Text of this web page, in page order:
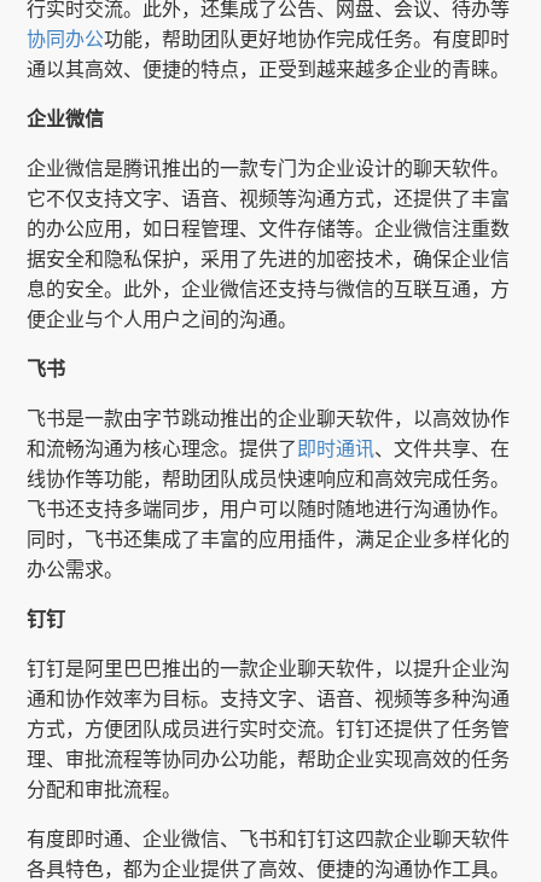
行实时交流。此外，还集成了公告、网盘、会议、待办等
协同办公功能，帮助团队更好地协作完成任务。有度即时
通以其高效、便捷的特点，正受到越来越多企业的青睐。
企业微信
企业微信是腾讯推出的一款专门为企业设计的聊天软件。
它不仅支持文字、语音、视频等沟通方式，还提供了丰富
的办公应用，如日程管理、文件存储等。企业微信注重数
据安全和隐私保护，采用了先进的加密技术，确保企业信
息的安全。此外，企业微信还支持与微信的互联互通，方
便企业与个人用户之间的沟通。
飞书
飞书是一款由字节跳动推出的企业聊天软件，以高效协作
和流畅沟通为核心理念。提供了 即时通讯、文件共享、在
线协作等功能，帮助团队成员快速响应和高效完成任务。
飞书还支持多端同步，用户可以随时随地进行沟通协作。
同时，飞书还集成了丰富的应用插件，满足企业多样化的
办公需求。
钉钉
钉钉是阿里巴巴推出的一款企业聊天软件，以提升企业沟
通和协作效率为目标。支持文字、语音、视频等多种沟通
方式，方便团队成员进行实时交流。钉钉还提供了任务管
理、审批流程等协同办公功能，帮助企业实现高效的任务
分配和审批流程。
有度即时通、企业微信、飞书和钉钉这四款企业聊天软件
各具特色，都为企业提供了高效、便捷的沟通协作工具。